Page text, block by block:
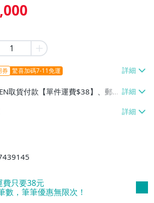
券 驚喜加碼7-11免運
取貨付款【單件運費$38】、郵局
費只要38元
數，筆筆優惠無限次！